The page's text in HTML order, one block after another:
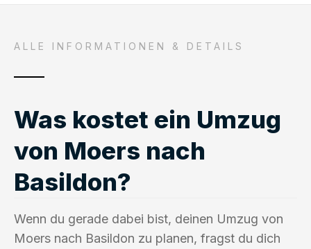
ALLE INFORMATIONEN & DETAILS
Was kostet ein Umzug
von Moers nach
Basildon?
Wenn du gerade dabei bist, deinen Umzug von
Moers nach Basildon zu planen, fragst du dich